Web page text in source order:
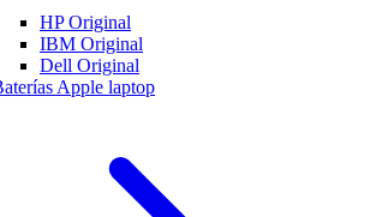
HP Original
IBM Original
Dell Original
Apple laptop